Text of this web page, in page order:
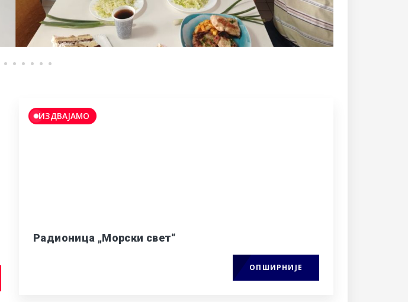
ИЗДВАЈАМО
Радионица „Морски свет“
ОПШИРНИЈЕ